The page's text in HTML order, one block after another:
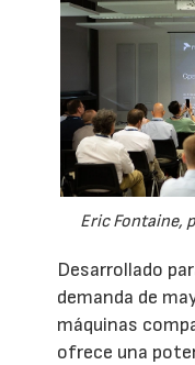
Eric Fontaine,
Desarrollado
demanda de
máquinas
ofrece una